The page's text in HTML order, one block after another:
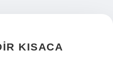
KISACA